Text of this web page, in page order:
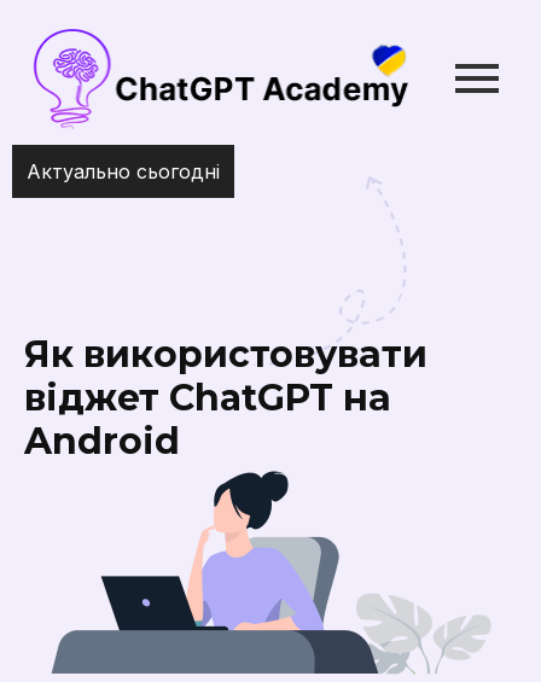
Актуально сьогодні
Як зробити ChatGPT ще розумнішим у
Як використовувати
віджет ChatGPT на
Android